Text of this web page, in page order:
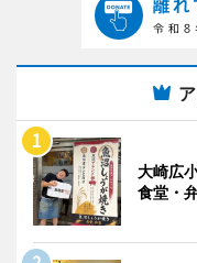
大崎広
食堂・